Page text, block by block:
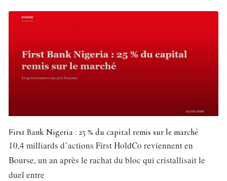
First Bank Nigeria : 25 % du capital remis sur le marché
10,4 milliards d’actions First HoldCo reviennent en
Bourse, un an après le rachat du bloc qui cristallisait le
duel entre